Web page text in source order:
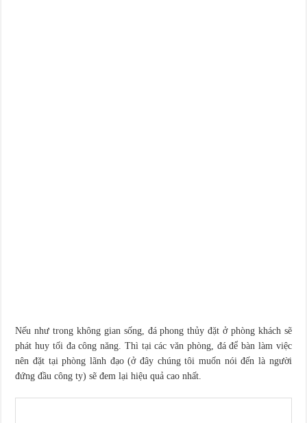
Nếu như trong không gian sống, đá phong thủy đặt ở phòng khách sẽ
phát huy tối đa công năng. Thì tại các văn phòng, đá để bàn làm việc
nên đặt tại phòng lãnh đạo (ở đây chúng tôi muốn nói đến là người
đứng đầu công ty) sẽ đem lại hiệu quả cao nhất.